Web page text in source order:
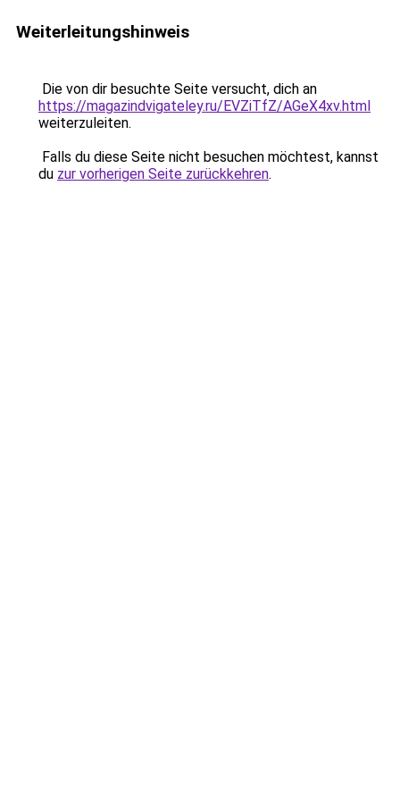
Weiterleitungshinweis
Die von dir besuchte Seite versucht, dich an
https://magazindvigateley.ru/EVZiTfZ/AGeX4xv.html
weiterzuleiten.
Falls du diese Seite nicht besuchen möchtest, kannst
du zur vorherigen Seite zurückkehren.